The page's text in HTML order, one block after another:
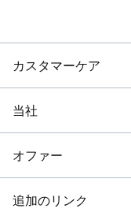
カスタマーケア
当社
オファー
追加のリンク